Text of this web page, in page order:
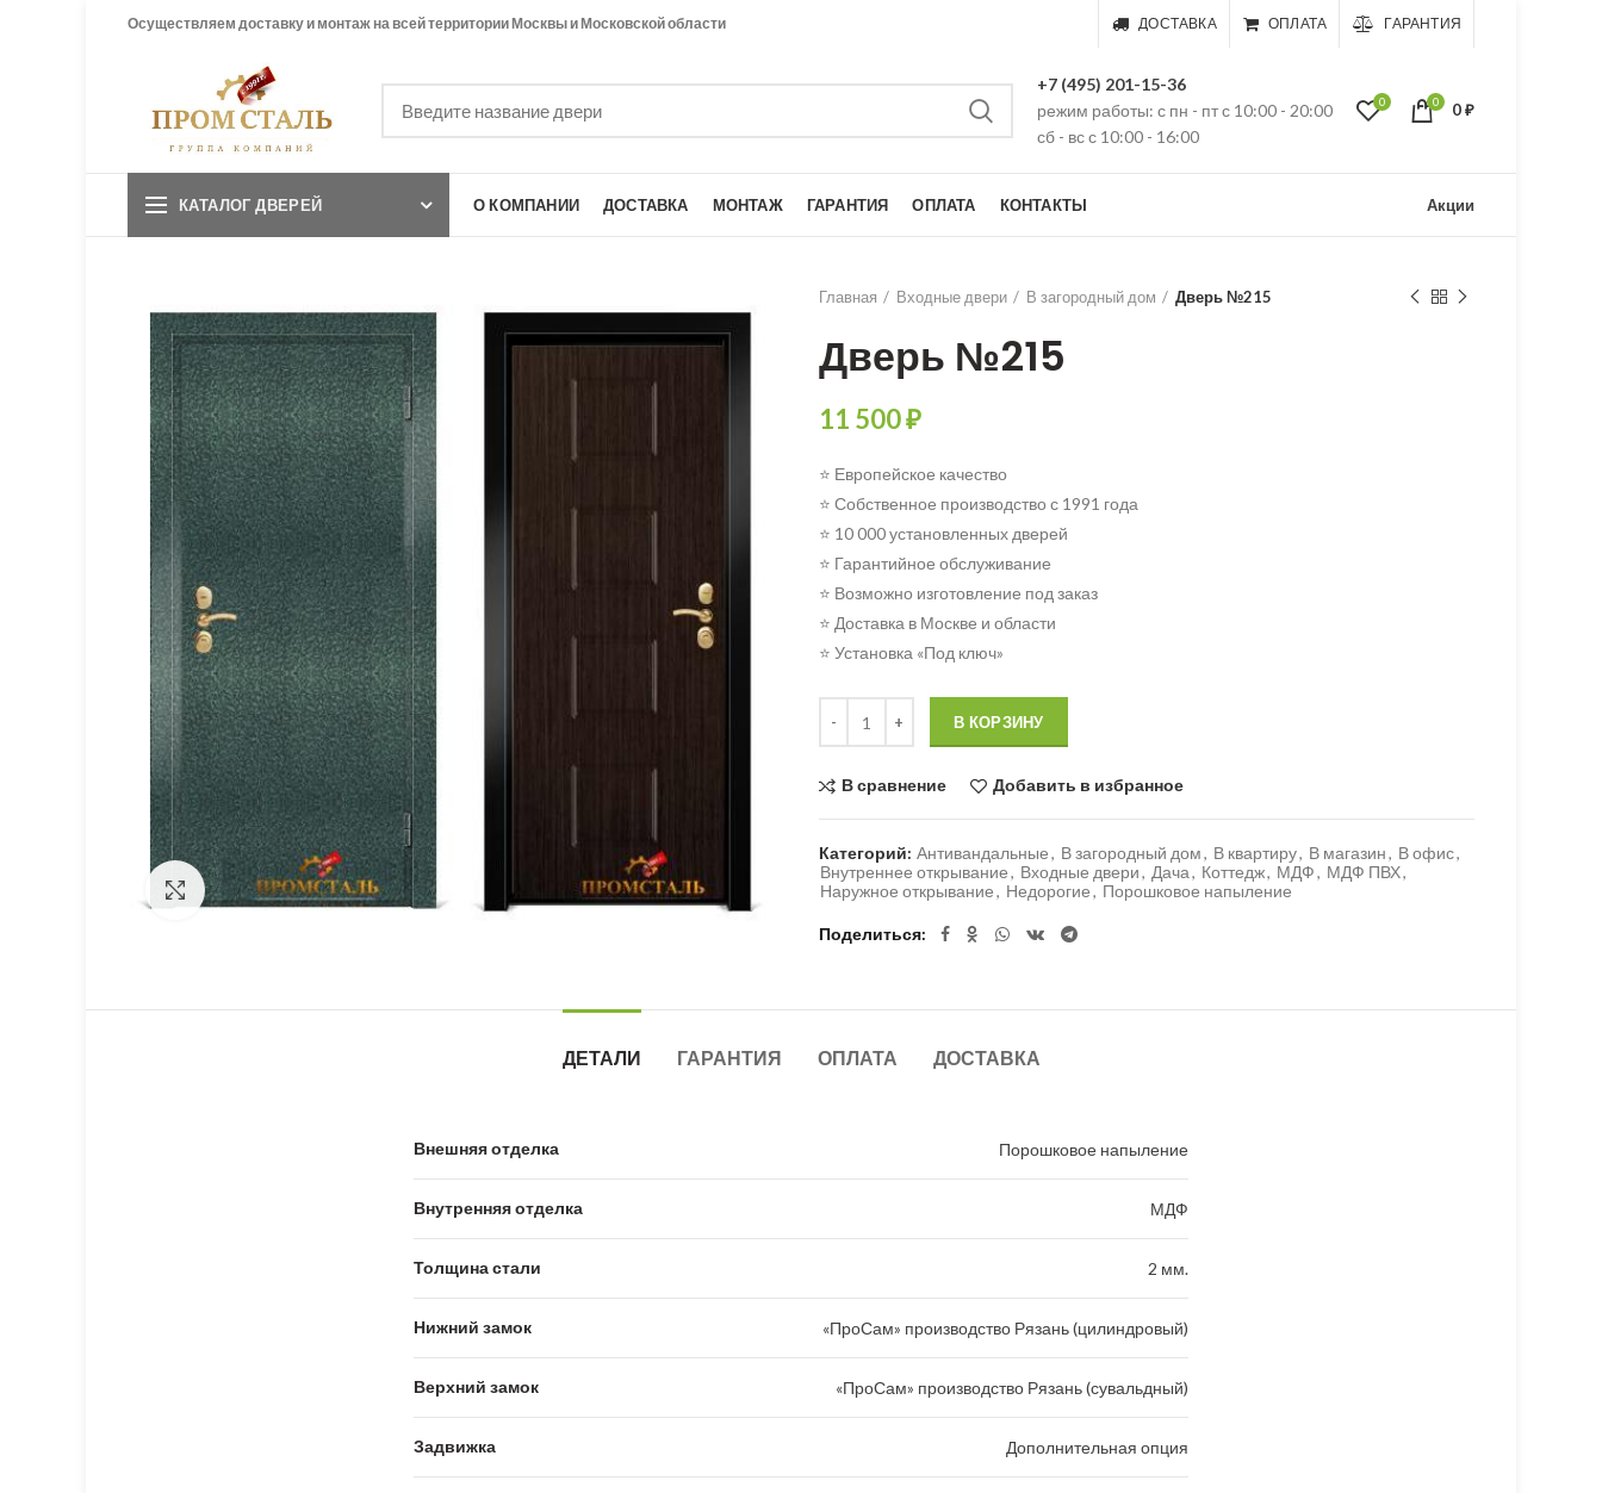
Осуществляем доставку и монтаж на всей территории Москвы и Московской области ДОСТАВКА ОПЛАТА ГАРАНТИЯ
+7 (495) 201-15-36
режим работы: с пн - пт с 10:00 - 20:00
сб - вс с 10:00 - 16:00
0 0 0₽
КАТАЛОГ ДВЕРЕЙ О КОМПАНИИ ДОСТАВКА МОНТАЖ ГАРАНТИЯ ОПЛАТА КОНТАКТЫ Акции
Click to enlarge
Главная Входные двери В загородный дом Дверь №215
Дверь №215
11 500₽
⭐ Европейское качество
⭐ Собственное производство с 1991 года
⭐ 10 000 установленных дверей
⭐ Гарантийное обслуживание
⭐ Возможно изготовление под заказ
⭐ Доставка в Москве и области
⭐ Установка «Под ключ»
В КОРЗИНУ
В сравнение Добавить в избранное
Категорий: Антивандальные, В загородный дом, В квартиру, В магазин, В офис,
Внутреннее открывание, Входные двери, Дача, Коттедж, МДФ, МДФ ПВХ,
Наружное открывание, Недорогие, Порошковое напыление
Поделиться
ДЕТАЛИ ГАРАНТИЯ ОПЛАТА ДОСТАВКА
Внешняя отделка Порошковое напыление
Внутренняя отделка МДФ
Толщина стали 2 мм.
Нижний замок «ПроСам» производство Рязань (цилиндровый)
Верхний замок «ПроСам» производство Рязань (сувальдный)
Задвижка Дополнительная опция